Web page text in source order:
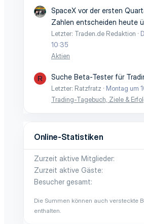
SpaceX vor der ersten
Zahlen entscheiden heute
Letzter: Traden.de Redaktion
10:35
Aktien
R Suche Beta-Tester für
Letzter: Ratzfratz
Montag um
Trading-Tagebuch, Ziele &
Online-Statistiken
Zurzeit aktive Mitglieder
Zurzeit aktive Gäste
Besucher gesamt
Die Summen können auch versteckte
enthalten.